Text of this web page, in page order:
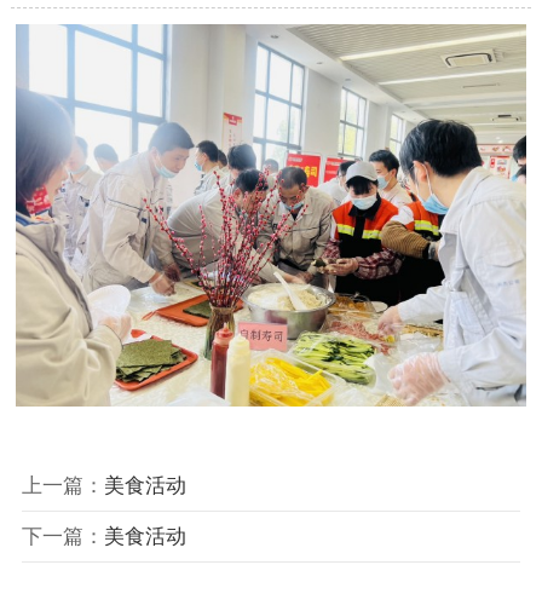
上一篇： 美食活动
下一篇： 美食活动